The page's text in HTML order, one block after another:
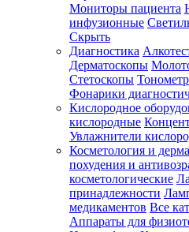
Мониторы пациента
инфузионные
Скрыть
Диагностика
Дерматоскопы
Стетоскопы
Фонарики
Кислородное
кислородные
Увлажнители
Косметология и
похудения и
косметологические
принадлежности
медикаментов Все
Аппараты для